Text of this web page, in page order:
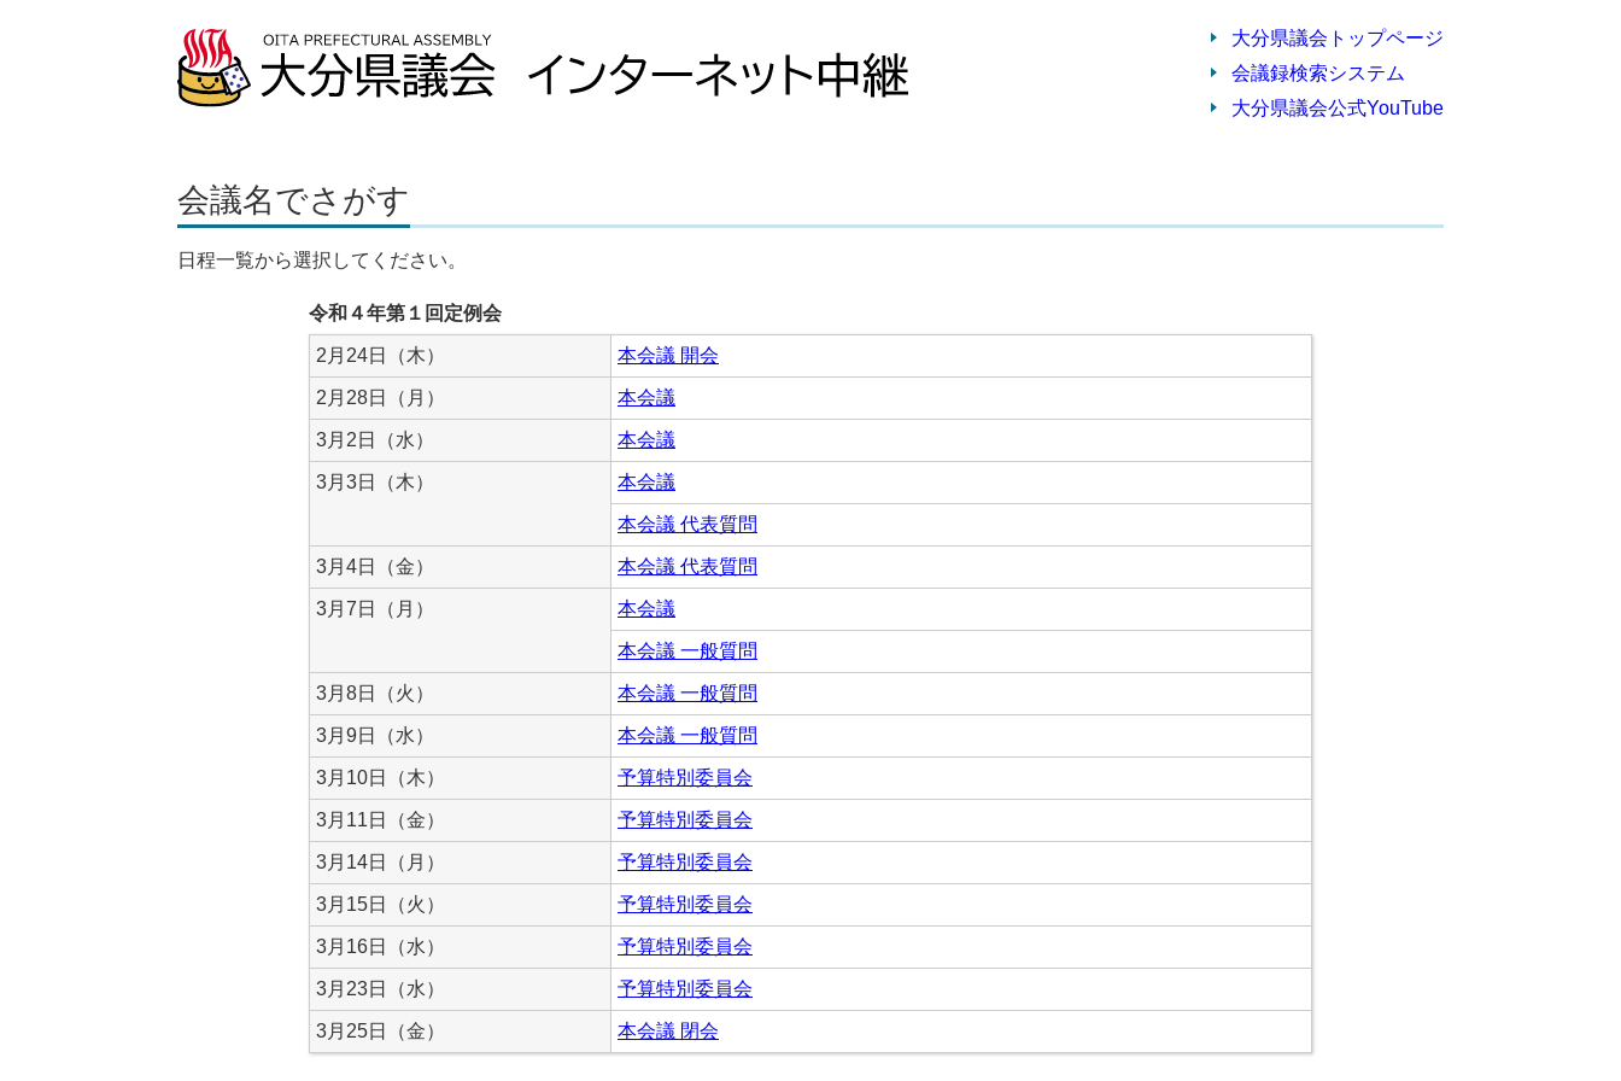
大分県議会トップページ
会議録検索システム
大分県議会公式YouTube
会議名でさがす
日程一覧から選択してください。
令和４年第１回定例会
2月24日（木） 本会議 開会
2月28日（月） 本会議
3月2日（水） 本会議
3月3日（木） 本会議
本会議 代表質問
3月4日（金） 本会議 代表質問
3月7日（月） 本会議
本会議 一般質問
3月8日（火） 本会議 一般質問
3月9日（水） 本会議 一般質問
3月10日（木） 予算特別委員会
3月11日（金） 予算特別委員会
3月14日（月） 予算特別委員会
3月15日（火） 予算特別委員会
3月16日（水） 予算特別委員会
3月23日（水） 予算特別委員会
3月25日（金） 本会議 閉会